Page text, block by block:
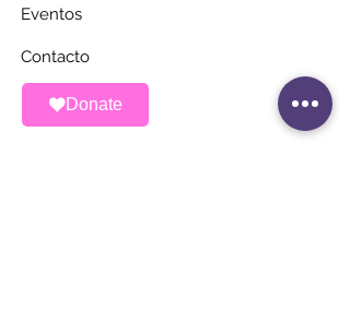
Donate
Eventos
Contacto